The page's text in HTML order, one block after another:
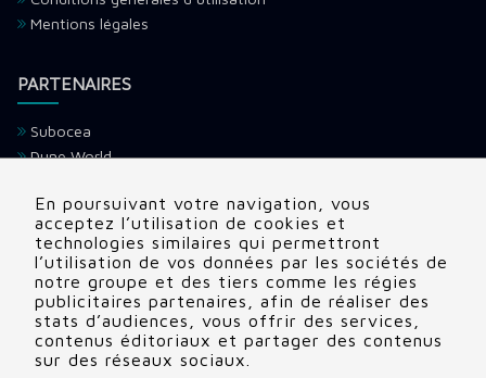
Mentions légales
PARTENAIRES
Subocea
Dune World
H2O Voyage
Devenir partenaire
CONTACTS
Adresse:22 rue Edouard, Clamart (92140), France
Tél: +336 69 72 88 86
En poursuivant votre navigation, vous
acceptez l’utilisation de cookies et
technologies similaires qui permettront
l’utilisation de vos données par les sociétés de
notre groupe et des tiers comme les régies
publicitaires partenaires, afin de réaliser des
stats d’audiences, vous offrir des services,
contenus éditoriaux et partager des contenus
sur des réseaux sociaux.